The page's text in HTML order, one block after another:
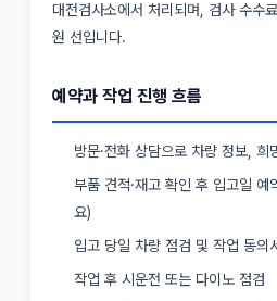
대전검사소에서 처리되며, 검사 수수
원 선입니다.
예약과 작업 진행 흐름
방문·전화 상담으로 차량 정보, 희
부품 견적·재고 확인 후 입고일
요)
입고 당일 차량 점검 및 작업 동의
작업 후 시운전 또는 다이노 점검